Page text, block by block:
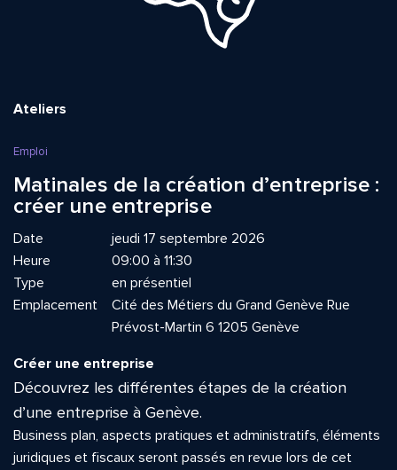
Ateliers
Emploi
Matinales de la création d’entreprise :
créer une entreprise
Date
jeudi 17 septembre 2026
Heure
09:00 à 11:30
Type
en présentiel
Emplacement
Cité des Métiers du Grand Genève Rue
Prévost-Martin 6 1205 Genève
Créer une entreprise
Découvrez les différentes étapes de la création
d’une entreprise à Genève.
Business plan, aspects pratiques et administratifs, éléments
juridiques et fiscaux seront passés en revue lors de cet